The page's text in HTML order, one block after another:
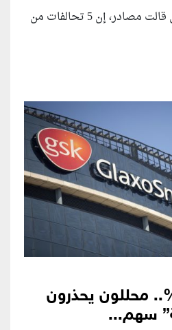
كتب: عبدالرازق الشويخي قالت مصادر، إن 5 تحالفات من
ارتفاعة 421%.. محللون يحذرون
سهم...